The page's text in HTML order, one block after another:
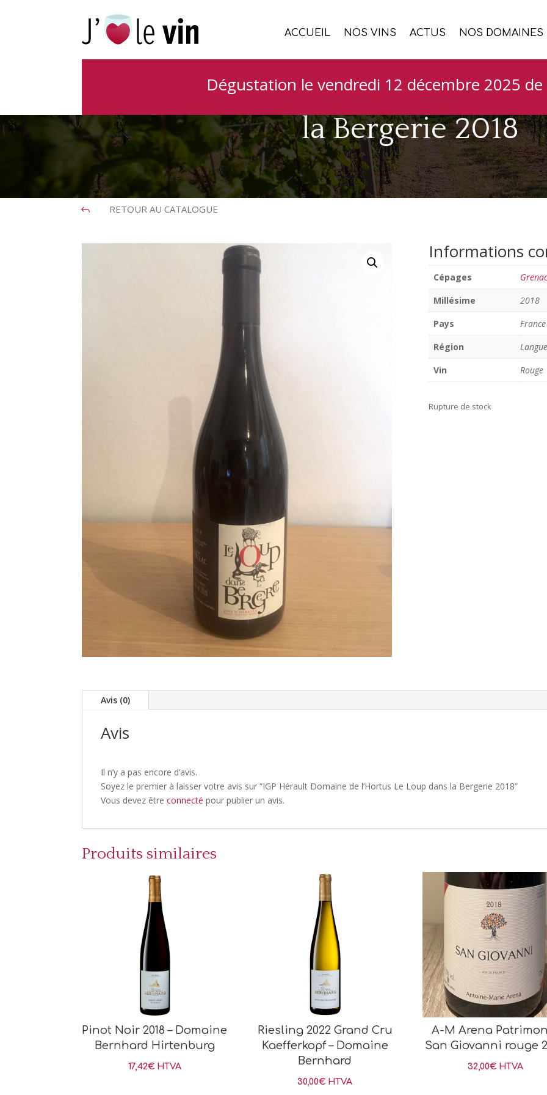
ACCUEIL NOS VINS ACTUS NOS DOMAINES
Dégustation le vendredi 12 décembre 2025 de
IGP Hérault Domaine de l’Hortus
la Bergerie 2018
J RETOUR AU CATALOGUE
Informations
Cépages
Millésime
2018
Pays
France
Région
Vin
Rouge
Rupture de stock
Avis (0)
Avis
Il n’y a pas encore d’avis.
Soyez le premier à laisser votre avis sur “IGP Hérault Domaine de l’Hortus Le Loup dans la Bergerie 2018”
Vous devez êtreconnecté pour publier un avis.
Produits similaires
Pinot Noir 2018 – Domaine
Bernhard Hirtenburg
17,42€ HTVA
Riesling 2022 Grand Cru
Kaefferkopf – Domaine
Bernhard
30,00€ HTVA
A-M Arena
San Giovanni rouge
32,00€ HTVA